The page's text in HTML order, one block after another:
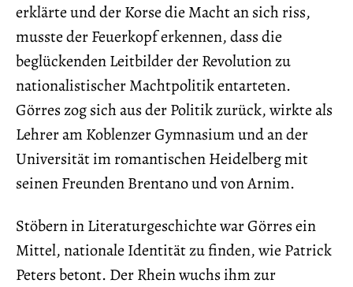
erklärte und der Korse die Macht an sich riss,
musste der Feuerkopf erkennen, dass die
beglückenden Leitbilder der Revolution zu
nationalistischer Machtpolitik entarteten.
Görres zog sich aus der Politik zurück, wirkte als
Lehrer am Koblenzer Gymnasium und an der
Universität im romantischen Heidelberg mit
seinen Freunden Brentano und von Arnim.
Stöbern in Literaturgeschichte war Görres ein
Mittel, nationale Identität zu finden, wie Patrick
Peters betont. Der Rhein wuchs ihm zur